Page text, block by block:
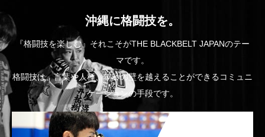
沖縄に格闘技を。
『格闘技を楽しむ』それこそがTHE BLACKBELT JAPANのテー
マです。
格闘技は、言葉や人種、年齢の壁を越えることができるコミュニ
ケーションの手段です。